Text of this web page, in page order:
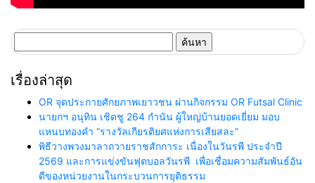
สำหรับ:
เรื่องล่าสุด
OR จุดประกายศักยภาพเยาวชน ผ่านกิจกรรม OR Futsal Clinic
นายกฯ อนุทิน เชิดชู 264 กำนัน ผู้ใหญ่บ้านยอดเยี่ยม มอบ
แหนบทองคำ “รางวัลเกียรติยศแห่งการเสียสละ”
พิธีวางพวงมาลาถวายราชสักการะ เนื่องในวันรพี ประจำปี
2569 และการแข่งขันฟุตบอลวันรพี เพื่อเชื่อมความสัมพันธ์อัน
ดีของหน่วยงานในกระบวนการยุติธรรม